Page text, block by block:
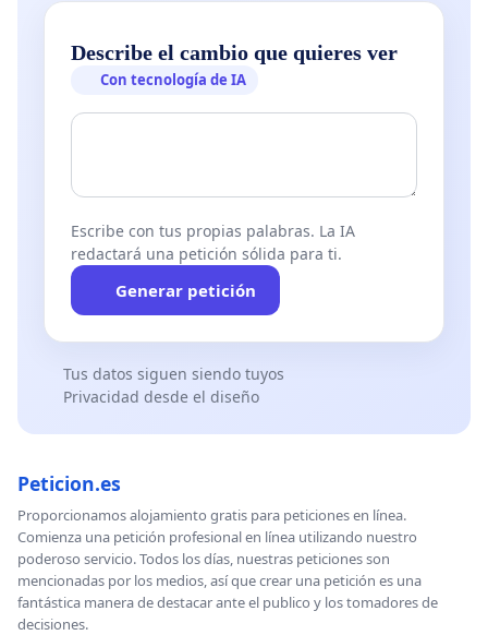
Describe el cambio que quieres ver
Con tecnología de IA
Escribe con tus propias palabras. La IA
redactará una petición sólida para ti.
Generar petición
Tus datos siguen siendo tuyos
Privacidad desde el diseño
Peticion.es
Proporcionamos alojamiento gratis para peticiones en línea.
Comienza una petición profesional en línea utilizando nuestro
poderoso servicio. Todos los días, nuestras peticiones son
mencionadas por los medios, así que crear una petición es una
fantástica manera de destacar ante el publico y los tomadores de
decisiones.